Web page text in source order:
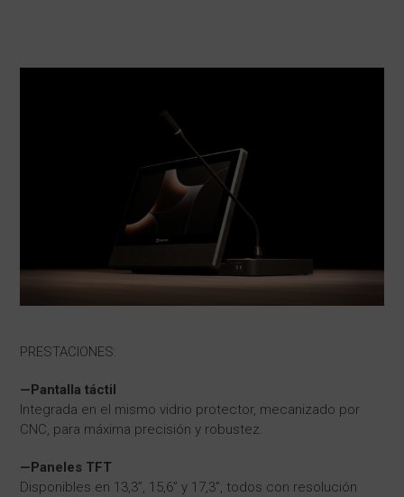
PRESTACIONES:
—Pantalla táctil
Integrada en el mismo vidrio protector, mecanizado por
CNC, para máxima precisión y robustez.
—Paneles TFT
Disponibles en 13,3”, 15,6” y 17,3”, todos con resolución